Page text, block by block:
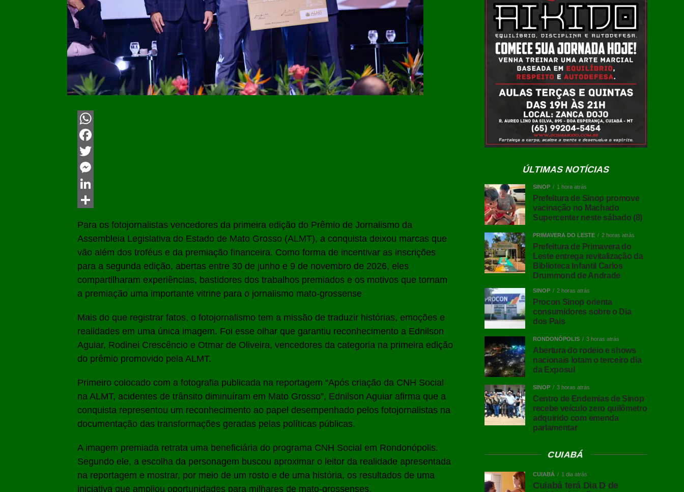
WhatsApp
Facebook
Twitter
Messenger
LinkedIn
Para os fotojornalistas vencedores da primeira edição do Prêmio de Jornalismo da
Assembleia Legislativa do Estado de Mato Grosso (ALMT), a conquista deixou marcas que
vão além dos troféus e da premiação financeira. Como forma de incentivar as inscrições
para a segunda edição, abertas entre 30 de junho e 9 de novembro de 2026, eles
compartilharam experiências, bastidores dos trabalhos premiados e os motivos que tornam
a premiação uma importante vitrine para o jornalismo mato-grossense
Mais do que registrar fatos, o fotojornalismo tem a missão de traduzir histórias, emoções e
realidades em uma única imagem. Foi esse olhar que garantiu reconhecimento a Ednilson
Aguiar, Rodinei Crescêncio e Otmar de Oliveira, vencedores da categoria na primeira edição
do prêmio promovido pela ALMT.
Primeiro colocado com a fotografia publicada na reportagem “Após criação da CNH Social
na ALMT, acidentes de trânsito diminuíram em Mato Grosso”, Ednilson Aguiar afirma que a
conquista representou um reconhecimento ao papel desempenhado pelos fotojornalistas na
documentação das transformações geradas pelas políticas públicas.
A imagem premiada retrata uma beneficiária do programa CNH Social em Rondonópolis.
Segundo ele, a escolha da personagem buscou aproximar o leitor da realidade apresentada
na reportagem e mostrar, por meio de um rosto e de uma história, os resultados de uma
iniciativa que ampliou oportunidades para milhares de mato-grossenses.
ÚLTIMAS NOTÍCIAS
SINOP 1 hora atrás
Prefeitura de Sinop promove
vacinação no Machado
Supercenter neste sábado (8)
PRIMAVERA DO LESTE 2 horas atrás
Prefeitura de Primavera do
Leste entrega revitalização da
Biblioteca Infantil Carlos
Drummond de Andrade
SINOP 2 horas atrás
Procon Sinop orienta
consumidores sobre o Dia
dos Pais
RONDONÓPOLIS 3 horas atrás
Abertura do rodeio e shows
nacionais lotam o terceiro dia
da Exposul
SINOP 3 horas atrás
Centro de Endemias de Sinop
recebe veículo zero quilômetro
adquirido com emenda
parlamentar
CUIABÁ
CUIABÁ 1 dia atrás
Cuiabá terá Dia D de